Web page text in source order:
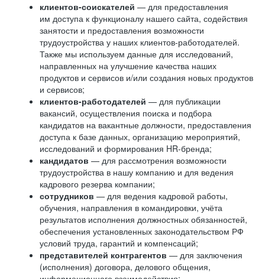
клиентов-соискателей — для предоставления
им доступа к функционалу нашего сайта, содействия
занятости и предоставления возможности
трудоустройства у наших клиентов-работодателей.
Также мы используем данные для исследований,
направленных на улучшение качества наших
продуктов и сервисов и/или создания новых продуктов
и сервисов;
клиентов-работодателей — для публикации
вакансий, осуществления поиска и подбора
кандидатов на вакантные должности, предоставления
доступа к базе данных, организацию мероприятий,
исследований и формирования HR-бренда;
кандидатов — для рассмотрения возможности
трудоустройства в нашу компанию и для ведения
кадрового резерва компании;
сотрудников — для ведения кадровой работы,
обучения, направления в командировки, учёта
результатов исполнения должностных обязанностей,
обеспечения установленных законодательством РФ
условий труда, гарантий и компенсаций;
представителей контрагентов — для заключения
(исполнения) договора, делового общения,